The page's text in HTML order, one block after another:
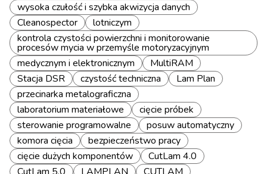
wysoka czułość i szybka akwizycja danych
Cleanospector
lotniczym
kontrola czystości powierzchni i monitorowanie
procesów mycia w przemyśle motoryzacyjnym
medycznym i elektronicznym
MultiRAM
Stacja DSR
czystość techniczna
Lam Plan
przecinarka metalograficzna
laboratorium materiałowe
cięcie próbek
sterowanie programowalne
posuw automatyczny
komora cięcia
bezpieczeństwo pracy
cięcie dużych komponentów
CutLam 4.0